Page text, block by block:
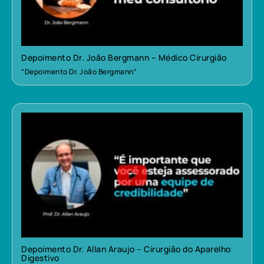
Depoimento Dr. João Bergmann – Médico Cirurgião
“Depoimento Dr. João Bergmann”
Depoimento Dr. Allan Araujo – Cirurgião do Aparelho
Digestivo